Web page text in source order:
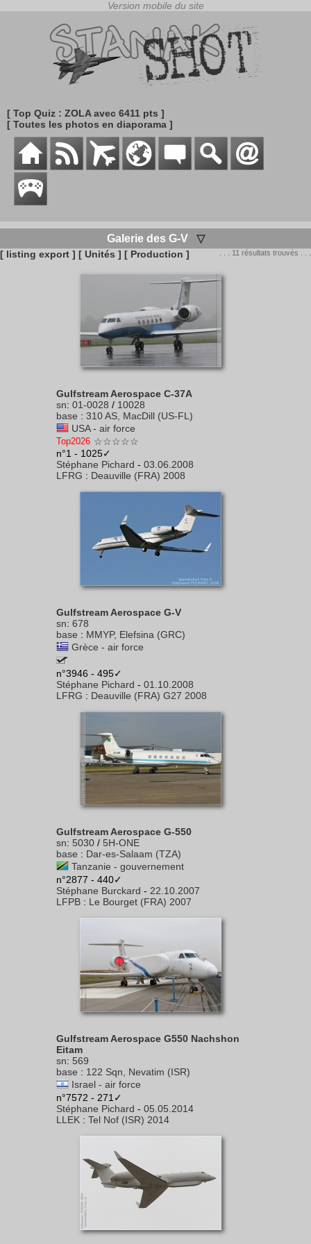
[ Top Quiz : ZOLA avec 6411 pts ]
[ Toutes les photos en diaporama ]
Galerie des G-V ▽
[ listing export ] [ Unités ] [ Production ] . . . 11 résultats trouvés . . .
Gulfstream Aerospace C-37A
sn: 01-0028 / 10028
base : 310 AS, MacDill (US-FL)
USA - air force
Top2026 ☆☆☆☆☆
n°1 - 1025✓
Stéphane Pichard - 03.06.2008
LFRG : Deauville (FRA) 2008
Gulfstream Aerospace G-V
sn: 678
base : MMYP, Elefsina (GRC)
Grèce - air force
n°3946 - 495✓
Stéphane Pichard - 01.10.2008
LFRG : Deauville (FRA) G27 2008
Gulfstream Aerospace G-550
sn: 5030 / 5H-ONE
base : Dar-es-Salaam (TZA)
Tanzanie - gouvernement
n°2877 - 440✓
Stéphane Burckard - 22.10.2007
LFPB : Le Bourget (FRA) 2007
Gulfstream Aerospace G550 Nachshon
Eitam
sn: 569
base : 122 Sqn, Nevatim (ISR)
Israel - air force
n°7572 - 271✓
Stéphane Pichard - 05.05.2014
LLEK : Tel Nof (ISR) 2014